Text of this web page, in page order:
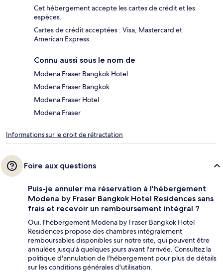
Cet hébergement accepte les cartes de crédit et les
espèces.
Cartes de crédit acceptées : Visa, Mastercard et
American Express.
Connu aussi sous le nom de
Modena Fraser Bangkok Hotel
Modena Fraser Bangkok
Modena Fraser Hotel
Modena Fraser
Informations sur le droit de rétractation
Foire aux questions
Puis-je annuler ma réservation à l'hébergement
Modena by Fraser Bangkok Hotel Residences sans
frais et recevoir un remboursement intégral ?
Oui, l'hébergement Modena by Fraser Bangkok Hotel
Residences propose des chambres intégralement
remboursables disponibles sur notre site, qui peuvent être
annulées jusqu'à quelques jours avant l'arrivée. Consultez la
politique d'annulation de l'hébergement pour plus de détails
sur les conditions générales d'utilisation.